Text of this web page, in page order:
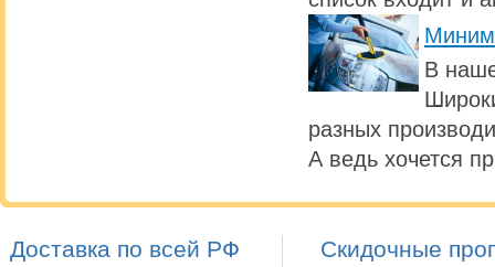
В
разных
А ведь хочется
Доставка по всей РФ Скидочные